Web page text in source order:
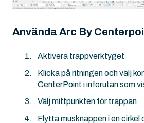
Använda Arc By
Aktivera trappverktyget
Klicka på ritningen och välj
CenterPoint i inforutan som
Välj mittpunkten för trappan
Flytta musknappen i en cirkel